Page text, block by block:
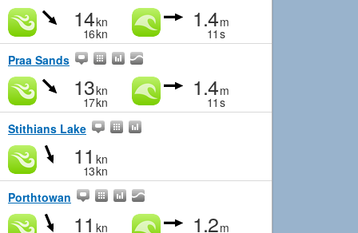
14kn
16kn
1.4m
11 s
Praa Sands
13kn
17kn
1.4m
11 s
Stithians Lake
11 kn
13kn
Porthtowan
11 kn 1.2m